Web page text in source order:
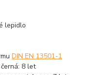
lepidlo
DIN EN 13501-1
8 let